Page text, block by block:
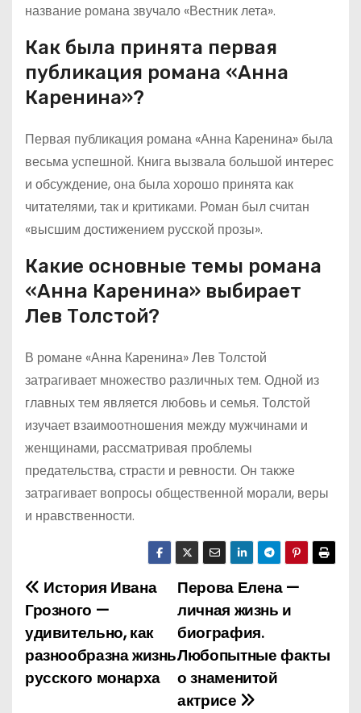
название романа звучало «Вестник лета».
Как была принята первая
публикация романа «Анна
Каренина»?
Первая публикация романа «Анна Каренина» была
весьма успешной. Книга вызвала большой интерес
и обсуждение, она была хорошо принята как
читателями, так и критиками. Роман был считан
«высшим достижением русской прозы».
Какие основные темы романа
«Анна Каренина» выбирает
Лев Толстой?
В романе «Анна Каренина» Лев Толстой
затрагивает множество различных тем. Одной из
главных тем является любовь и семья. Толстой
изучает взаимоотношения между мужчинами и
женщинами, рассматривая проблемы
предательства, страсти и ревности. Он также
затрагивает вопросы общественной морали, веры
и нравственности.
Н
а
в
и
Перова Елена —
личная жизнь и
биография.
Любопытные факты
о знаменитой
актрисе
История Ивана
Грозного —
удивительно, как
разнообразна жизнь
русского монарха